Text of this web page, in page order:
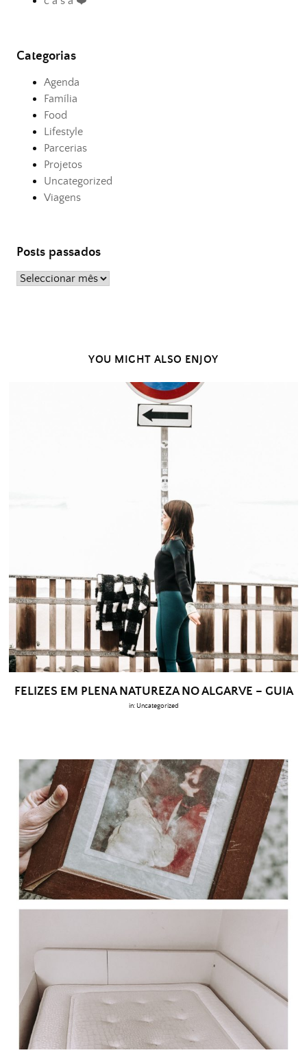
Categorias
Agenda
Família
Food
Lifestyle
Parcerias
Projetos
Uncategorized
Viagens
Posts passados
Posts
YOU MIGHT ALSO ENJOY
FELIZES EM PLENA NATUREZA NO ALGARVE – GUIA
in: Uncategorized